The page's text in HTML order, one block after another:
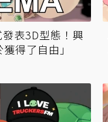
表3D型態！興
得了自由」